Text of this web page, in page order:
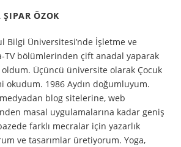
ŞIPAR ÖZOK
Bilgi Üniversitesi’nde İşletme ve
TV bölümlerinden çift anadal yaparak
Üçüncü üniversite olarak Çocuk
okudum. 1986 Aydın doğumluyum.
blog sitelerine, web
masal uygulamalarına kadar geniş
farklı mecralar için yazarlık
ve tasarımlar üretiyorum. Yoga,